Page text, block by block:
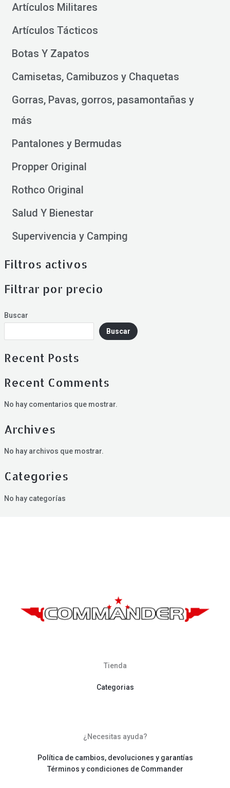
Artículos Militares
Artículos Tácticos
Botas Y Zapatos
Camisetas, Camibuzos y Chaquetas
Gorras, Pavas, gorros, pasamontañas y
más
Pantalones y Bermudas
Propper Original
Rothco Original
Salud Y Bienestar
Supervivencia y Camping
Filtros activos
Filtrar por precio
Buscar
Buscar
Recent Posts
Recent Comments
No hay comentarios que mostrar.
Archives
No hay archivos que mostrar.
Categories
No hay categorías
Tienda
Categorias
¿Necesitas ayuda?
Política de cambios, devoluciones y garantías
Términos y condiciones de Commander